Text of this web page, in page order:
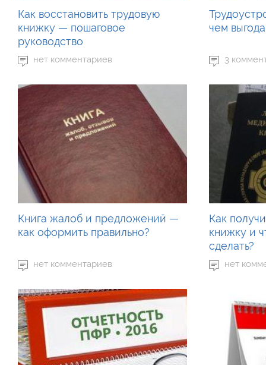
Как восстановить трудовую
книжку — пошаговое
руководство
нет комментариев
чем
3
Книга жалоб и предложений —
как оформить правильно?
нет комментариев
Как
книжку и
сделать?
нет